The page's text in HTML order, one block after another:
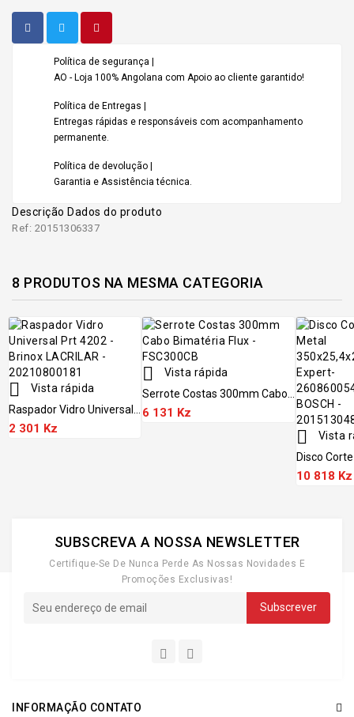
Política de segurança |
AO - Loja 100% Angolana com Apoio ao cliente garantido!
Política de Entregas |
Entregas rápidas e responsáveis com acompanhamento
permanente.
Política de devolução |
Garantia e Assistência técnica.
Descrição Dados do produto
Ref: 20151306337
8 PRODUTOS NA MESMA CATEGORIA

Vista rápida
Raspador Vidro Universal...
2 301 Kz

Vista rápida
Serrote Costas 300mm Cabo...
6 131 Kz

Vista
Disco
10 818 Kz
SUBSCREVA A NOSSA NEWSLETTER
Certifique-Se De Nunca Perde As Nossas Novidades E
Promoções Exclusivas!
INFORMAÇÃO CONTATO